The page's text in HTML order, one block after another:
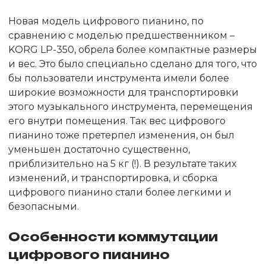
Новая модель цифрового пианино, по
сравнению с моделью предшественником –
KORG LP-350, обрела более компактные размеры
и вес. Это было специально сделано для того, что
бы пользователи инструмента имели более
широкие возможности для транспортировки
этого музыкального инструмента, перемещения
его внутри помещения. Так вес цифрового
пианино тоже претерпел изменения, он был
уменьшен достаточно существенно,
приблизительно на 5 кг (!). В результате таких
изменений, и транспортировка, и сборка
цифрового пианино стали более легкими и
безопасными.
Особенности коммутации
цифрового пианино